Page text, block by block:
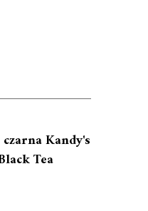
Kandy's
Tea